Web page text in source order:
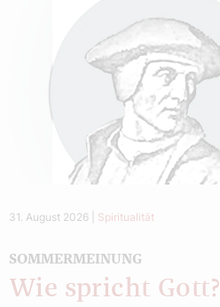
31. August 2026 Spiritualität
SOMMERMEINUNG
Wie spricht Gott?